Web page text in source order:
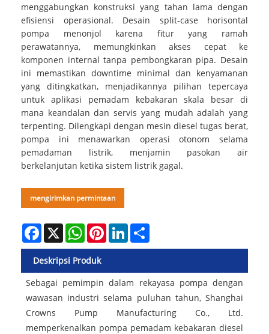
menggabungkan konstruksi yang tahan lama dengan
efisiensi operasional. Desain split-case horisontal
pompa menonjol karena fitur yang ramah
perawatannya, memungkinkan akses cepat ke
komponen internal tanpa pembongkaran pipa. Desain
ini memastikan downtime minimal dan kenyamanan
yang ditingkatkan, menjadikannya pilihan tepercaya
untuk aplikasi pemadam kebakaran skala besar di
mana keandalan dan servis yang mudah adalah yang
terpenting. Dilengkapi dengan mesin diesel tugas berat,
pompa ini menawarkan operasi otonom selama
pemadaman listrik, menjamin pasokan air
berkelanjutan ketika sistem listrik gagal.
mengirimkan permintaan
Facebook
X WhatsAppPinterestLinkedIn
Deskripsi Produk
Sebagai pemimpin dalam rekayasa pompa dengan
wawasan industri selama puluhan tahun, Shanghai
Crowns Pump Manufacturing Co., Ltd.
memperkenalkan pompa pemadam kebakaran diesel